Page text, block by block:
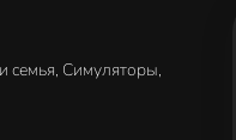
семья, Симуляторы,